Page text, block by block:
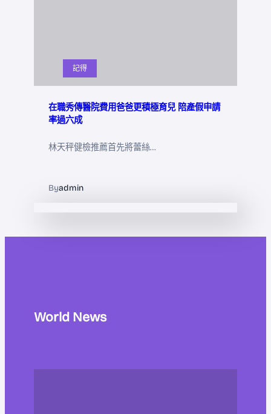
記得
在職秀傳醫院費用爸爸更積極育兒 陪產假申請
率過六成
林天秤健檢推薦首先將蕾絲…
Byadmin
World News